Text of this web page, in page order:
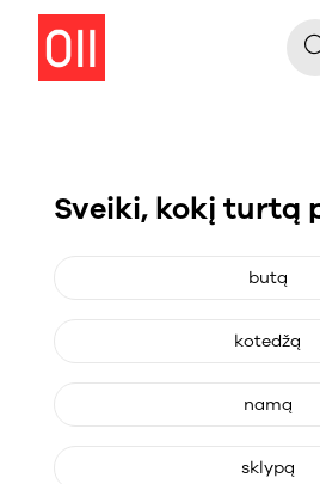
Sveiki, kokį turtą
butą
kotedžą
namą
sklypą